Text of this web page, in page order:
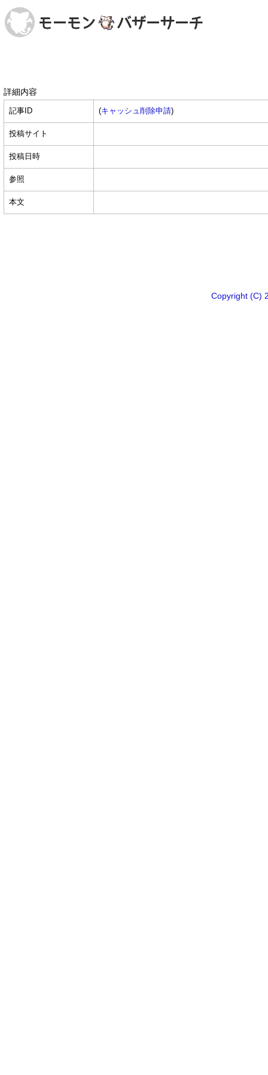
詳細内容
記事ID (キャッシュ削除申請)
投稿サイト
投稿日時
参照
本文
Copyright (C)